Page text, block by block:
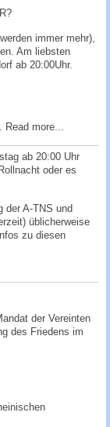
immer mehr),
Am liebsten
ab 20:00Uhr.
Read more...
ab 20:00 Uhr
oder es
der A-TNS und
üblicherweise
zu diesen
der Vereinten
des Friedens im